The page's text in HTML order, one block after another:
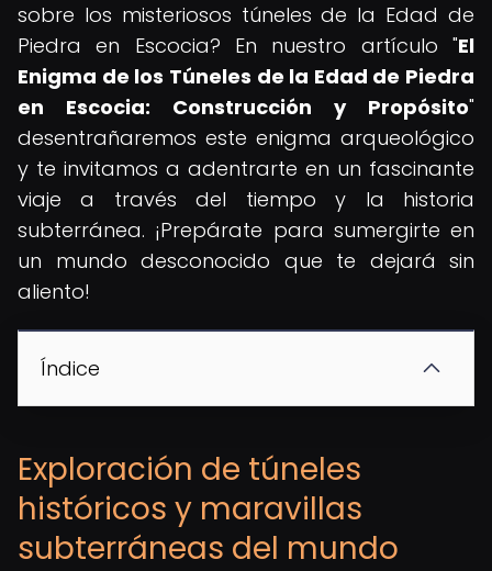
sobre los misteriosos túneles de la Edad de
Piedra en Escocia? En nuestro artículo "El
Enigma de los Túneles de la Edad de Piedra
en Escocia: Construcción y Propósito"
desentrañaremos este enigma arqueológico
y te invitamos a adentrarte en un fascinante
viaje a través del tiempo y la historia
subterránea. ¡Prepárate para sumergirte en
un mundo desconocido que te dejará sin
aliento!
Índice
Exploración de túneles
históricos y maravillas
subterráneas del mundo